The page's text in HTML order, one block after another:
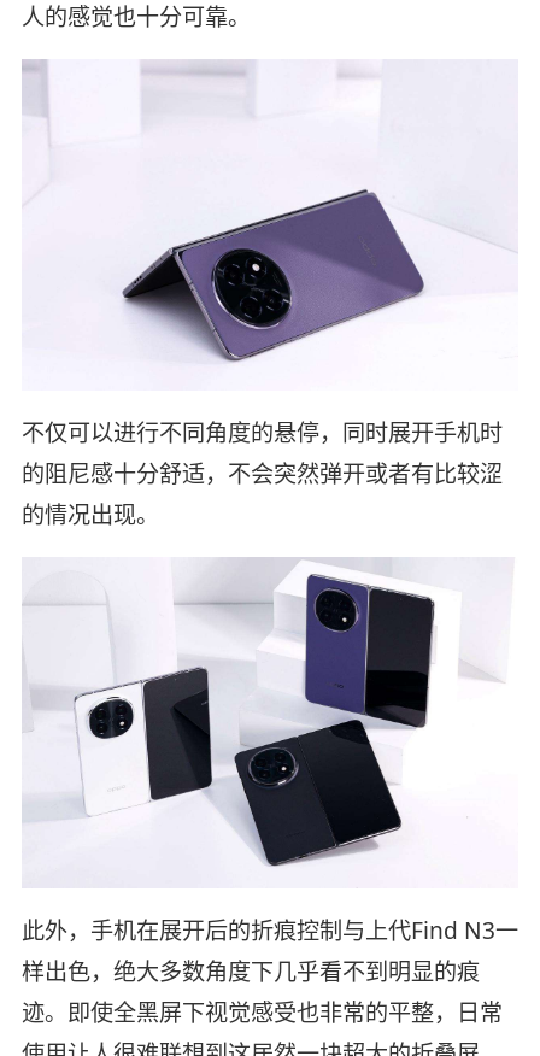
人的感觉也十分可靠。
不仅可以进行不同角度的悬停，同时展开手机时
的阻尼感十分舒适，不会突然弹开或者有比较涩
的情况出现。
此外，手机在展开后的折痕控制与上代Find N3一
样出色，绝大多数角度下几乎看不到明显的痕
迹。即使全黑屏下视觉感受也非常的平整，日常